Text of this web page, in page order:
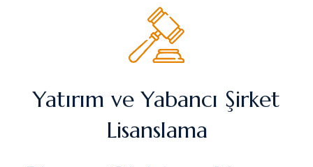
Yatırım ve Yabancı Şirket
Lisanslama